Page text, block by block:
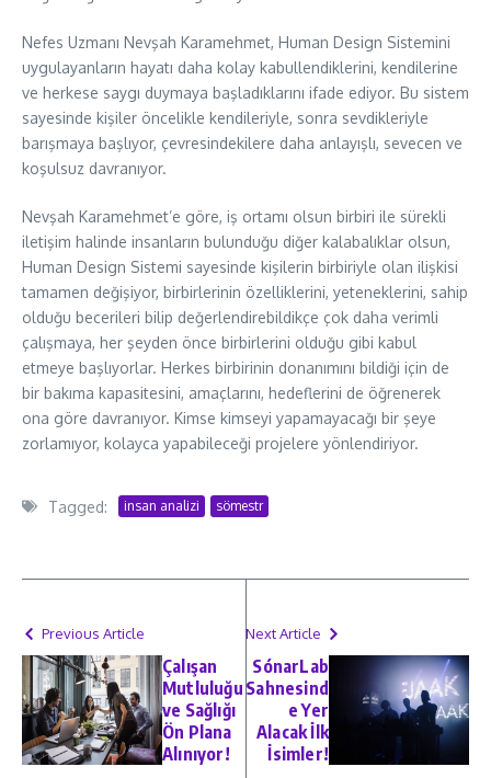
Nefes Uzmanı Nevşah Karamehmet, Human Design Sistemini
uygulayanların hayatı daha kolay kabullendiklerini, kendilerine
ve herkese saygı duymaya başladıklarını ifade ediyor. Bu sistem
sayesinde kişiler öncelikle kendileriyle, sonra sevdikleriyle
barışmaya başlıyor, çevresindekilere daha anlayışlı, sevecen ve
koşulsuz davranıyor.
Nevşah Karamehmet’e göre, iş ortamı olsun birbiri ile sürekli
iletişim halinde insanların bulunduğu diğer kalabalıklar olsun,
Human Design Sistemi sayesinde kişilerin birbiriyle olan ilişkisi
tamamen değişiyor, birbirlerinin özelliklerini, yeteneklerini, sahip
olduğu becerileri bilip değerlendirebildikçe çok daha verimli
çalışmaya, her şeyden önce birbirlerini olduğu gibi kabul
etmeye başlıyorlar. Herkes birbirinin donanımını bildiği için de
bir bakıma kapasitesini, amaçlarını, hedeflerini de öğrenerek
ona göre davranıyor. Kimse kimseyi yapamayacağı bir şeye
zorlamıyor, kolayca yapabileceği projelere yönlendiriyor.
Tagged: insan analizi sömestr
Previous Article
Çalışan
Mutluluğu
ve Sağlığı
Ön Plana
Alınıyor!
Next Article
SónarLab
Sahnesind
e Yer
Alacak İlk
İsimler!